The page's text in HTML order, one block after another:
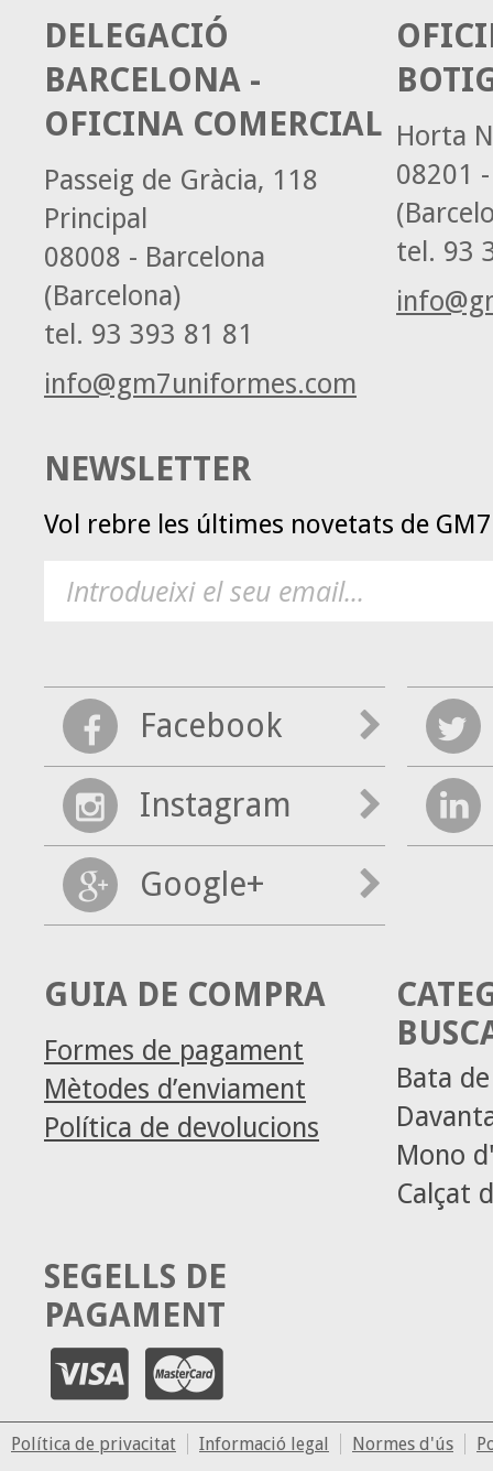
Horta
08201
tel. 93
DELEGACIÓ
BARCELONA -
OFICINA COMERCIAL
Passeig de Gràcia, 118
Principal
08008 - Barcelona
(Barcelona)
tel. 93 393 81 81
info@gm7uniformes.com
NEWSLETTER
Vol rebre les últimes novetats de
Facebook
Instagram
Google+
GUIA DE COMPRA
Formes de pagament
Mètodes d’enviament
Política de devolucions
Bata
Mono
Calçat
SEGELLS DE
PAGAMENT
Política de privacitat Informació legal Normes d'ús